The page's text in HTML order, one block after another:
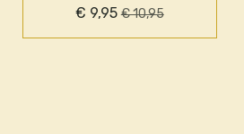
€ 9,95 € 10,95